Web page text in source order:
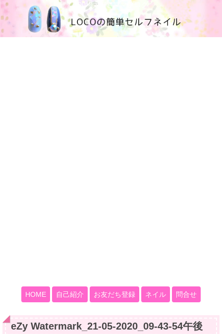
100均大好きママブログ
HOME 自己紹介 お友だち登録 ネイル 問合せ
eZy Watermark_21-05-2020_09-43-54午後